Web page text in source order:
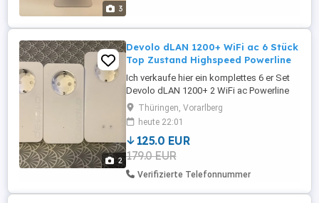
3
2
Devolo dLAN 1200+ WiFi ac 6 Stück
Top Zustand Highspeed Powerline
Ich verkaufe hier ein komplettes 6 er Set
Devolo dLAN 1200+ 2 WiFi ac Powerline
Adapter. Die Geräte sind voll
funktionsfähig, wurden nur im
Privathaushalt genutzt und bieten bis zu
1200 Mbit s über das Stromnetz sowie
schnelles Dualband WLAN (2,4 & 5 GHz).
Ideal zur Erweiterung des Heimnetzwerks,
für ...
Thüringen, Vorarlberg
heute 22:01
125.0 EUR
179.0 EUR
Verifizierte Telefonnummer